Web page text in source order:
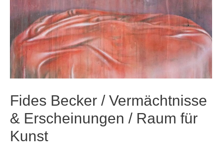
Fides Becker / Vermächtnisse
& Erscheinungen / Raum für
Kunst